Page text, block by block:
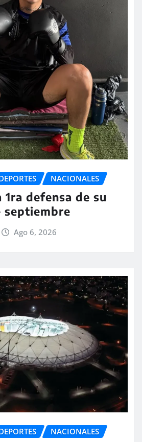
NACIONALES
defensa de su
Ago 6, 2026
NACIONALES